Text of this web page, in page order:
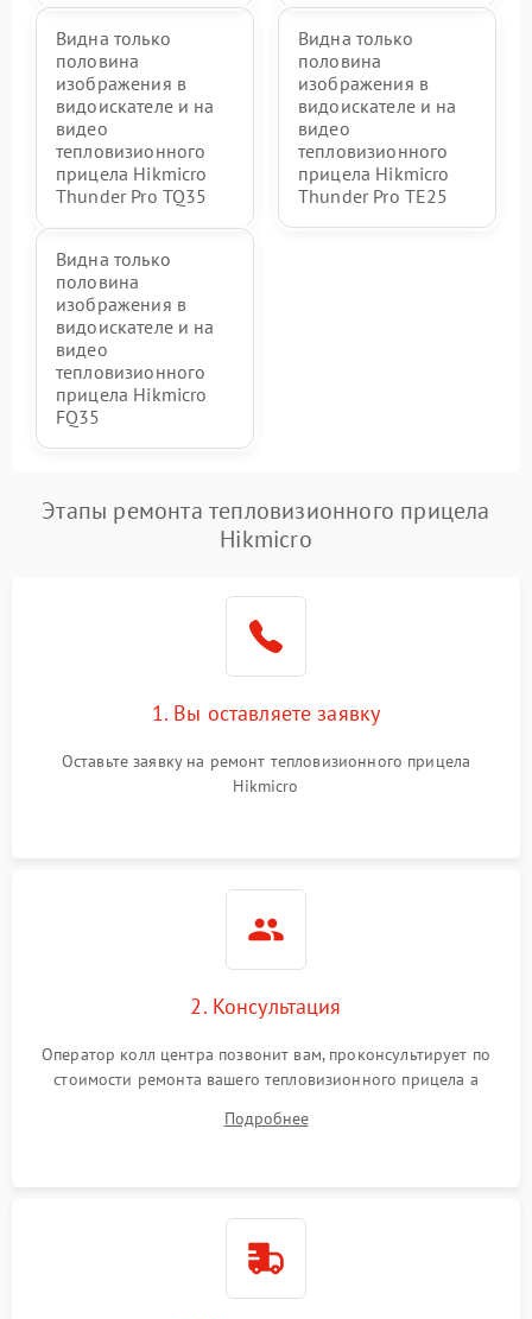
Видна только
половина
изображения в
видоискателе и на
видео
тепловизионного
прицела Hikmicro
Thunder Pro TQ35
Видна только
половина
изображения в
видоискателе и на
видео
тепловизионного
прицела Hikmicro
Thunder Pro TE25
Видна только
половина
изображения в
видоискателе и на
видео
тепловизионного
прицела Hikmicro
FQ35
Этапы ремонта тепловизионного прицела
Hikmicro
1. Вы оставляете заявку
Оставьте заявку на ремонт тепловизионного прицела
Hikmicro
2. Консультация
Оператор колл центра позвонит вам, проконсультирует по
стоимости ремонта вашего тепловизионного прицела а
Подробнее